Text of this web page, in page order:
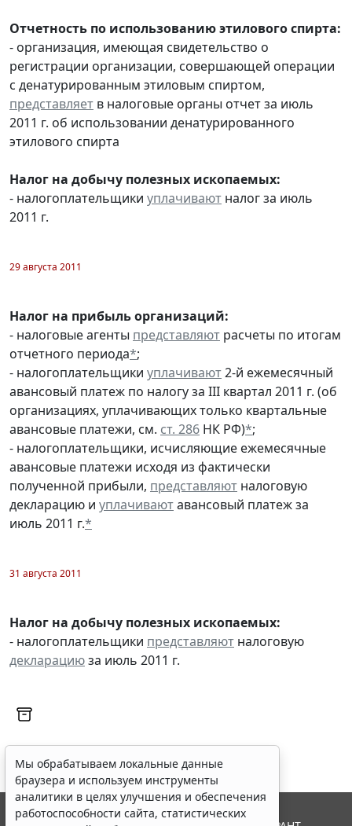
Отчетность по использованию этилового спирта:
- организация, имеющая свидетельство о
регистрации организации, совершающей операции
с денатурированным этиловым спиртом,
представляет в налоговые органы отчет за июль
2011 г. об использовании денатурированного
этилового спирта
Налог на добычу полезных ископаемых:
- налогоплательщики уплачивают налог за июль
2011 г.
29 августа 2011
Налог на прибыль организаций:
- налоговые агенты представляют расчеты по итогам
отчетного периода*;
- налогоплательщики уплачивают2-й ежемесячный
авансовый платеж по налогу за III квартал 2011 г. (об
организациях, уплачивающих только квартальные
авансовые платежи, см. ст. 286 НК РФ)*;
- налогоплательщики, исчисляющие ежемесячные
авансовые платежи исходя из фактически
полученной прибыли, представляют налоговую
декларацию и уплачиваютавансовый платеж за
июль 2011 г.*
31 августа 2011
Налог на добычу полезных ископаемых:
- налогоплательщики представляют налоговую
декларациюза июль 2011 г.
Мы обрабатываем локальные данные
браузера и используем инструменты
аналитики в целях улучшения и обеспечения
работоспособности сайта, статистических